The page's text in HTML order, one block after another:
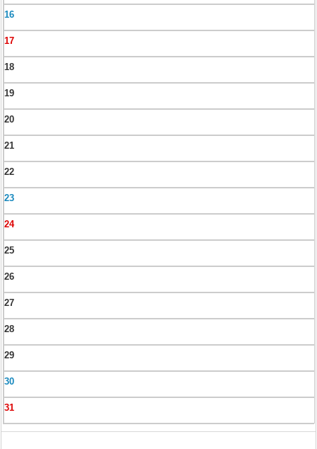
16
17
18
19
20
21
22
23
24
25
26
27
28
29
30
31